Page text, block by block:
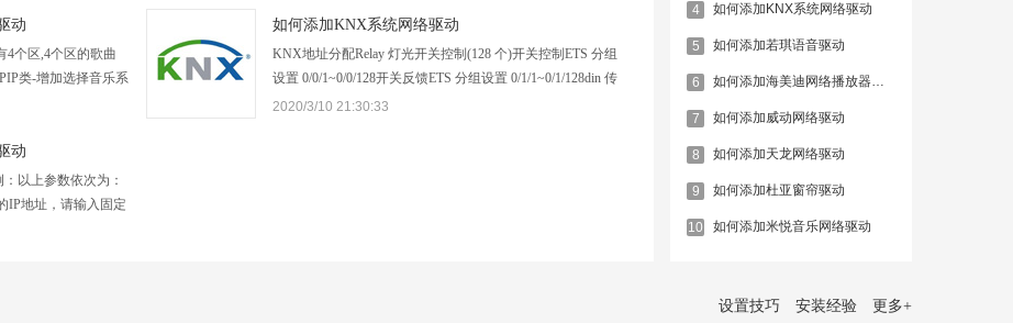
默认值,不用修
在选择要添加的温控器品牌，如：江昇默认全…
动
4个区,4个区的歌曲
类-增加选择音乐系
如何填写,请先下
的要一…
如何添加KNX系统网络驱动
KNX地址分配Relay 灯光开关控制(128 个)开关控制ETS 分组
设置 0/0/1~0/0/128开关反馈ETS 分组设置 0/1/1~0/1/128din 传
感器 (64 个)反馈：ETS 分组设置 0/5/1~0/5/64din 面板(60 个)
2020/3/10 21:30:33
动
以上参数依次为：
IP地址，请输入固定
器中为其绑定一个
4 如何添加KNX系统网络驱动
5 如何添加若琪语音驱动
6 如何添加海美迪网络播放器设备驱动
7 如何添加威动网络驱动
8 如何添加天龙网络驱动
9 如何添加杜亚窗帘驱动
10 如何添加米悦音乐网络驱动
设置技巧 安装经验 更多+